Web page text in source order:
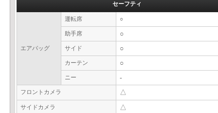
セーフティ
エアバッグ
運転席 ○
助手席 ○
サイド ○
カーテン ○
ニー -
フロントカメラ △
サイドカメラ △